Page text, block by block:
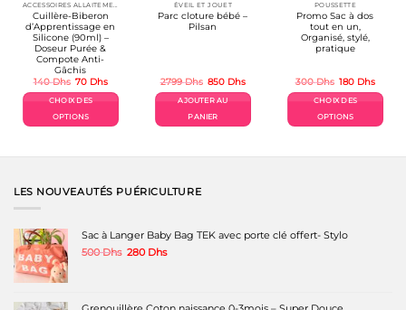
ACCESSOIRES ALLAITEMENT / REPAS
Cuillère-Biberon
d’Apprentissage en
Silicone (90ml) –
Doseur Purée &
Compote Anti-
Gâchis
140Dhs Le
initial
était :
140 Dhs.
70 DhsLe
actuel
CHOIX DES
OPTIONS
variations.
être
choisies
ÉVEIL ET JOUET
Parc cloture bébé –
Pilsan
2799Dhs Le
initial
était :
2799 Dhs.
850 DhsLe
actuel
AJOUTER AU
PANIER
POUSSETTE
Promo Sac à dos
tout en un,
Organisé, stylé,
pratique
300Dhs Le
initial
était :
300 Dhs.
180 DhsLe
actuel
CHOIX DES
OPTIONS
être
LES NOUVEAUTÉS PUÉRICULTURE
Sac à Langer Baby Bag TEK avec porte clé offert- Stylo
500Dhs Le
500 Dhs.
280 DhsLe
280 Dhs.